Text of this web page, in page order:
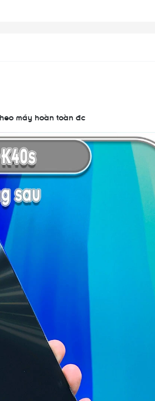
máy hoàn toàn đc